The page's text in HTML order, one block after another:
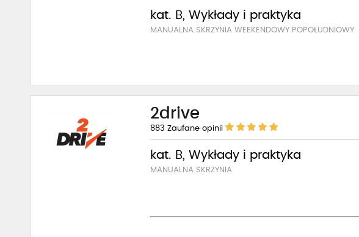
kat. B, Wykłady i praktyka
MANUALNA SKRZYNIA WEEKENDOWY POPOŁUDNIOWY
2drive
883 Zaufane opinii
kat. B, Wykłady i praktyka
MANUALNA SKRZYNIA